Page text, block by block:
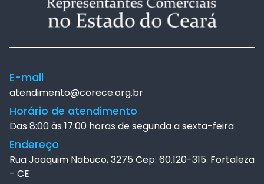
E-mail
atendimento@corece.org.br
Horário de atendimento
Das 8:00 às 17:00 horas de segunda a sexta-feira
Endereço
Rua Joaquim Nabuco, 3275 Cep: 60.120-315. Fortaleza
- CE